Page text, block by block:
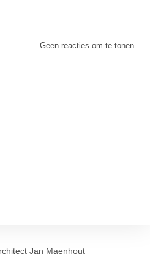
Geen reacties om te tonen.
Jan Maenhout